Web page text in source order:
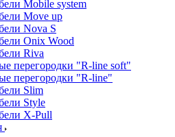
Mobile system
Move up
Nova S
Onix Wood
Riva
перегородки "R-line soft"
перегородки "R-line"
Slim
Style
X-Pull